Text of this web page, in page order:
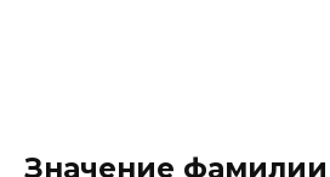
Значение фамилии